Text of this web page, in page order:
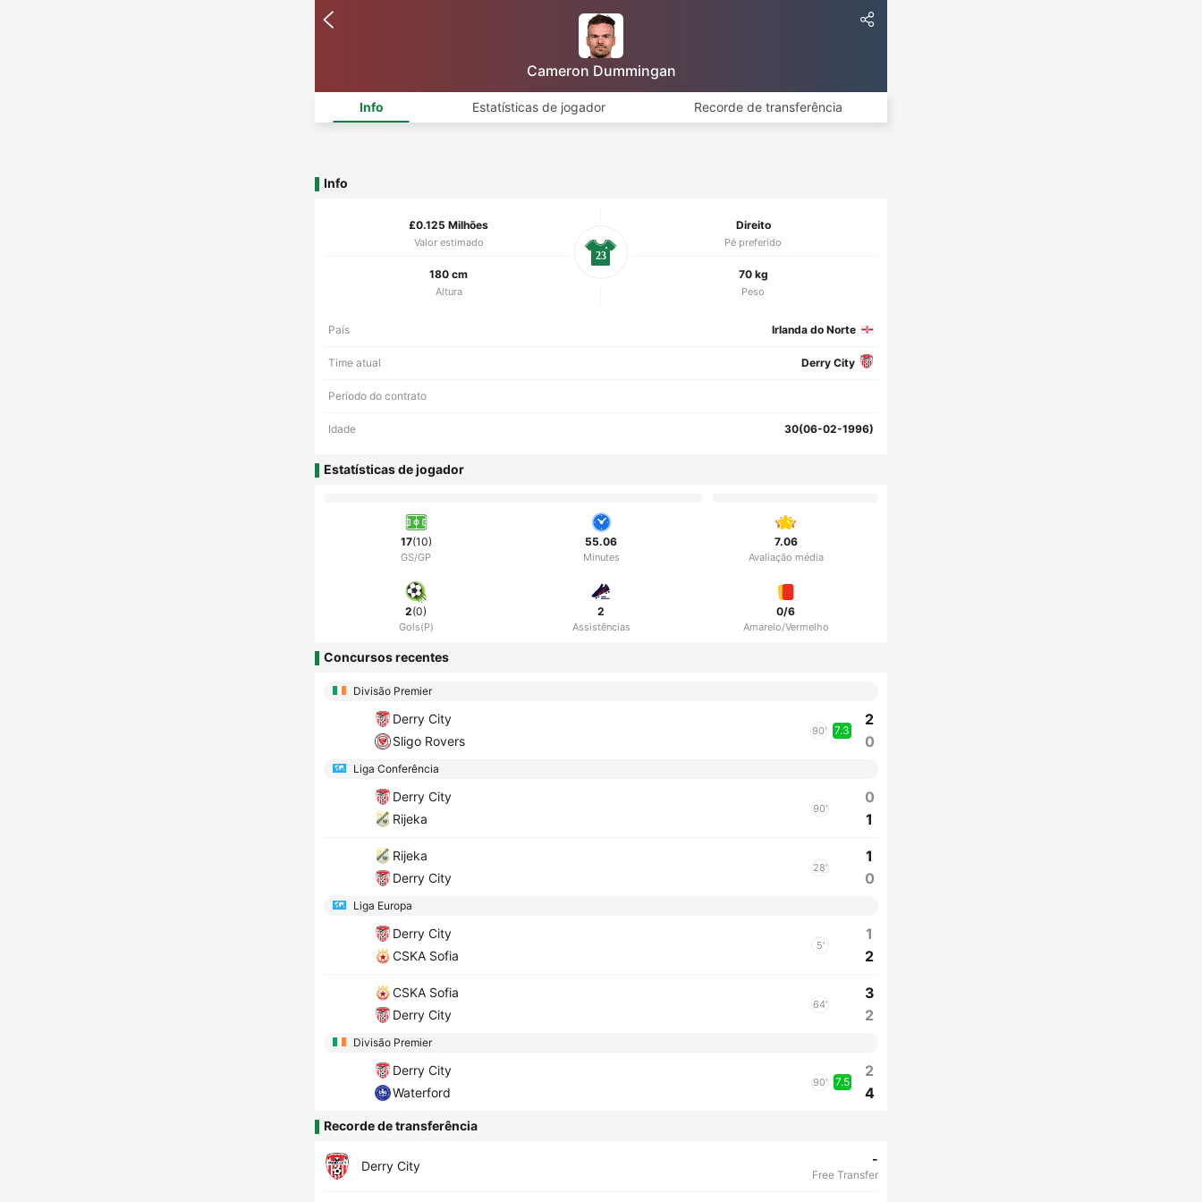
Cameron Dummingan
Info Estatísticas de jogador Recorde de transferência
Info
£0.125 Milhões
Valor estimado
Direito
Pé preferido
180 cm
Altura
70 kg
Peso
23
País Irlanda do Norte
Time atual Derry City
Período do contrato
Idade 30(06-02-1996)
Estatísticas de jogador
17(10)
GS/GP
55.06
Minutes
7.06
Avaliação média
2(0)
Gols(P)
2
Assistências
0/6
Amarelo/Vermelho
Concursos recentes
Divisão Premier
Derry City
Sligo Rovers
90' 7.3
2
0
Liga Conferência
Derry City
Rijeka
90'
0
1
Rijeka
Derry City
28'
1
0
Liga Europa
Derry City
CSKA Sofia
5'
1
2
CSKA Sofia
Derry City
64'
3
2
Divisão Premier
Derry City
Waterford
90' 7.5
2
4
Recorde de transferência
Derry City -
Free Transfer